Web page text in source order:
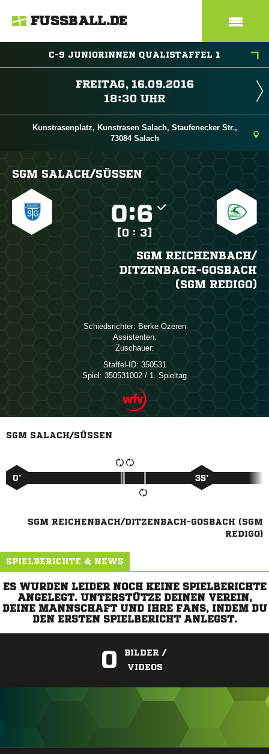
FUSSBALL.DE
C-9 JUNIORINNEN QUALISTAFFEL 1
 
 
Kunstrasenplatz, Kunstrasen Salach, Staufenecker Str.,
73084 Salach
SGM SALACH/​SÜSSEN
:
[0 : 3]
SGM REICHENBACH/​
DITZENBACH-GOSBACH
(SGM REDIGO)
Schiedsrichter:  
Assistenten:
Zuschauer:
Staffel-ID: 350531
Spiel: 350531002 / 1. Spieltag
SGM SALACH/SÜSSEN
0’ 35’
SGM REICHENBACH/DITZENBACH-GOSBACH (SGM
REDIGO)
SPIELBERICHTE & NEWS
ES WURDEN LEIDER NOCH KEINE SPIELBERICHTE
ANGELEGT. UNTERSTÜTZE DEINEN VEREIN,
DEINE MANNSCHAFT UND IHRE FANS, INDEM DU
DEN ERSTEN SPIELBERICHT ANLEGST.
0
BILDER /
VIDEOS